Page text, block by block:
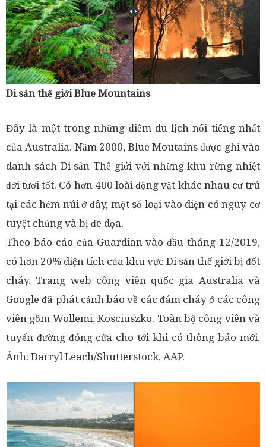
Di sản thế giới Blue Mountains
Đây là một trong những điểm du lịch nổi tiếng nhất
của Australia. Năm 2000, Blue Moutains được ghi vào
danh sách Di sản Thế giới với những khu rừng nhiệt
đới tươi tốt. Có hơn 400 loài động vật khác nhau cư trú
tại các hẻm núi ở đây, một số loại vào diện có nguy cơ
tuyệt chủng và bị đe dọa.
Theo báo cáo của Guardian vào đầu tháng 12/2019,
có hơn 20% diện tích của khu vực Di sản thế giới bị đốt
cháy. Trang web công viên quốc gia Australia và
Google đã phát cảnh báo về các đám cháy ở các công
viên gồm Wollemi, Kosciuszko. Toàn bộ công viên và
tuyến đường đóng cửa cho tới khi có thông báo mới.
Ảnh: Darryl Leach/Shutterstock, AAP.